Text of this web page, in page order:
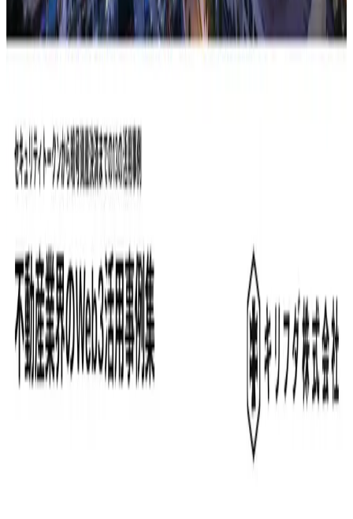
記事を読む
し、グローバルなアクセスを拡大し、担保化を強化すること
で、資産を根本的に変革します。このレポートは、トークン
化された資産が資本市場の...
不動産業界のWeb3活用事例集レポート
近年、不動産市場におけるDXの遅れなどの課題が⼀段と表
⾯化している中で取引プロセスの効率化や市場参加者の拡⼤
を図る⼿段として、注目を集めているのが「ブロックチェー
ン技術」であり、本レポートでは不動産業界でのWeb3、ブ
ロックチェーンの活用事...
記事を読む
システム開発・運用保守